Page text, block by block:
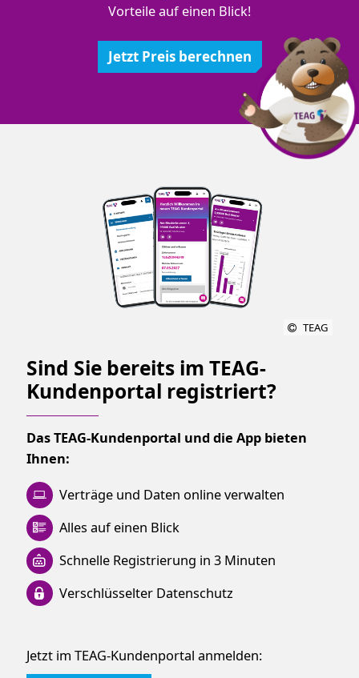
Vorteile auf einen Blick!
Jetzt Preis berechnen
TEAG
Sind Sie bereits im TEAG-
Kundenportal registriert?
Das TEAG-Kundenportal und die App bieten
Ihnen:
Verträge und Daten online verwalten
Alles auf einen Blick
Schnelle Registrierung in 3 Minuten
Verschlüsselter Datenschutz
Jetzt im TEAG-Kundenportal anmelden: